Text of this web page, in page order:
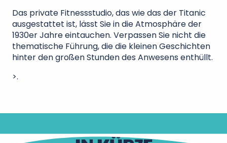
Das private Fitnessstudio, das wie das der Titanic
ausgestattet ist, lässt Sie in die Atmosphäre der
1930er Jahre eintauchen. Verpassen Sie nicht die
thematische Führung, die die kleinen Geschichten
hinter den großen Stunden des Anwesens enthüllt.
>.